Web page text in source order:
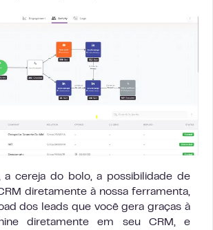
a cereja do bolo, a possibilidade de
diretamente à nossa ferramenta,
dos leads que você gera graças à
diretamente em seu CRM, e